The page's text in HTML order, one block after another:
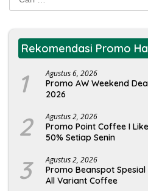
untuk:
Rekomendasi Promo
1 Agustus 6, 2026
Promo AW Weekend
2026
2 Agustus 2, 2026
Promo Point Coffee I
50% Setiap Senin
3 Agustus 2, 2026
Promo Beanspot Spesial
All Variant Coffee